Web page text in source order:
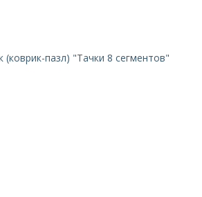
(коврик-пазл) "Тачки 8 сегментов"